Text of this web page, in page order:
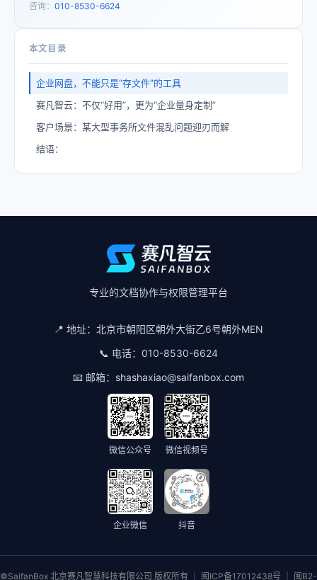
咨询： 010-8530-6624
本文目录
企业网盘，不能只是“存文件”的工具
赛凡智云：不仅“好用”，更为“企业量身定制”
客户场景：某大型事务所文件混乱问题迎刃而解
结语：
专业的文档协作与权限管理平台
📍 地址： 北京市朝阳区朝外大街乙6号朝外MEN
📞 电话： 010-8530-6624
📧 邮箱： shashaxiao@saifanbox.com
微信公众号 微信视频号
企业微信 抖音
©SaifanBox 北京赛凡智慧科技有限公司 版权所有 ｜ 闽ICP备17012438号 ｜ 闽B2-